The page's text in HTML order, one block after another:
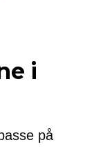
i
på